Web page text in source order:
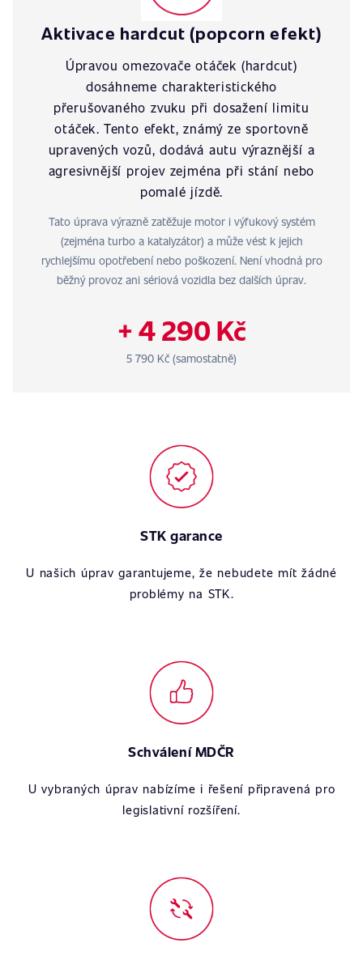
Aktivace hardcut (popcorn efekt)
Úpravou omezovače otáček (hardcut)
dosáhneme charakteristického
přerušovaného zvuku při dosažení limitu
otáček. Tento efekt, známý ze sportovně
upravených vozů, dodává autu výraznější a
agresivnější projev zejména při stání nebo
pomalé jízdě.
Tato úprava výrazně zatěžuje motor i výfukový systém
(zejména turbo a katalyzátor) a může vést k jejich
rychlejšímu opotřebení nebo poškození. Není vhodná pro
běžný provoz ani sériová vozidla bez dalších úprav.
+ 4 290 Kč
5 790 Kč (samostatně)
STK garance
U našich úprav garantujeme, že nebudete mít žádné
problémy na STK.
Schválení MDČR
U vybraných úprav nabízíme i řešení připravená pro
legislativní rozšíření.